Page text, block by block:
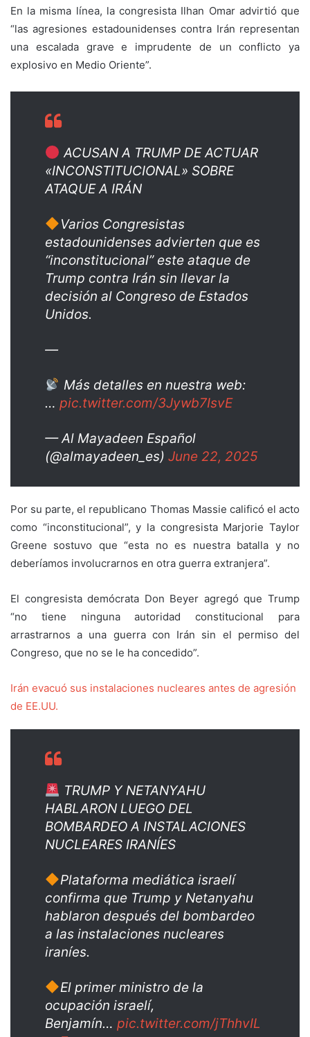
En la misma línea, la congresista Ilhan Omar advirtió que
“las agresiones estadounidenses contra Irán representan
una escalada grave e imprudente de un conflicto ya
explosivo en Medio Oriente”.
ACUSAN A TRUMP DE ACTUAR
«INCONSTITUCIONAL» SOBRE
ATAQUE A IRÁN
Varios Congresistas
estadounidenses advierten que es
“inconstitucional” este ataque de
Trump contra Irán sin llevar la
decisión al Congreso de Estados
Unidos.
—
Más detalles en nuestra web:
… pic.twitter.com/3Jywb7IsvE
— Al Mayadeen Español
(@almayadeen_es) June 22, 2025
Por su parte, el republicano Thomas Massie calificó el acto
como “inconstitucional”, y la congresista Marjorie Taylor
Greene sostuvo que “esta no es nuestra batalla y no
deberíamos involucrarnos en otra guerra extranjera”.
El congresista demócrata Don Beyer agregó que Trump
“no tiene ninguna autoridad constitucional para
arrastrarnos a una guerra con Irán sin el permiso del
Congreso, que no se le ha concedido”.
Irán evacuó sus instalaciones nucleares antes de agresión
de EE.UU.
TRUMP Y NETANYAHU
HABLARON LUEGO DEL
BOMBARDEO A INSTALACIONES
NUCLEARES IRANÍES
Plataforma mediática israelí
confirma que Trump y Netanyahu
hablaron después del bombardeo
a las instalaciones nucleares
iraníes.
El primer ministro de la
ocupación israelí,
Benjamín… pic.twitter.com/jThhvIL